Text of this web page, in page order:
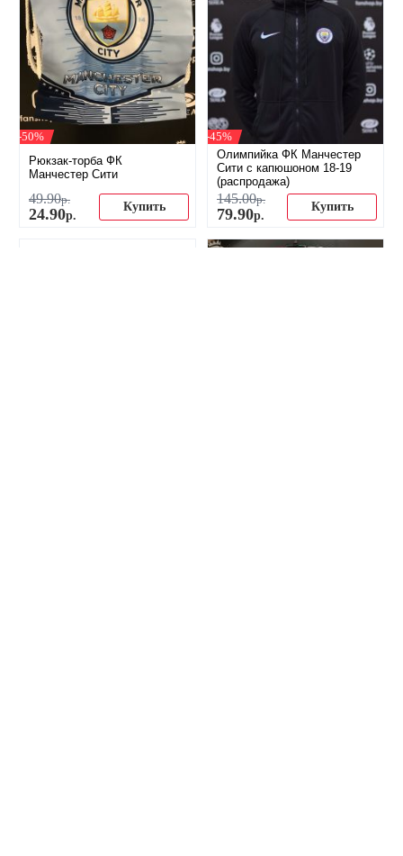
-50%
Рюкзак-торба ФК
Манчестер Сити
49.90р.
24.90р.
Купить
-45%
Олимпийка ФК Манчестер
Сити с капюшоном 18-19
(распродажа)
145.00р.
79.90р.
Купить